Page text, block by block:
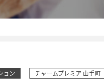
ョン チャームプレミア 山手町